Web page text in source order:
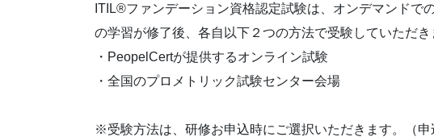
ITIL®ファンデーション資格認定試験は、オンデマンドで
の学習が修了後、各自以下２つの方法で受験していただき
・PeopelCertが提供するオンライン試験
・全国のプロメトリック試験センター会場
※受験方法は、研修お申込時にご選択いただきます。（申